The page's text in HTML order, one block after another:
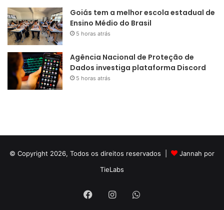
Goiás tem a melhor escola estadual de
Ensino Médio do Brasil
5 horas atrás
Agência Nacional de Proteção de
Dados investiga plataforma Discord
5 horas atrás
© Copyright 2026, Todos os direitos reservados |
Jannah por
TieLabs
FacebookInstagramWhatsApp